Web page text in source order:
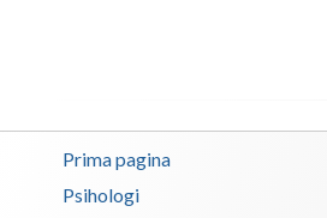
Prima pagina
Psihologi